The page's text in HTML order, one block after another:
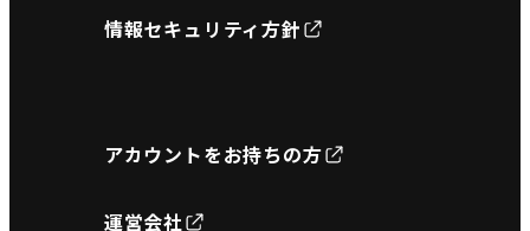
情報セキュリティ方針
アカウントをお持ちの方
運営会社